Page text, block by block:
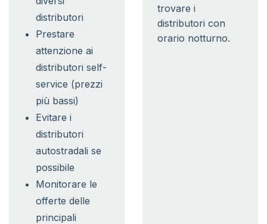
distributori
Prestare
attenzione ai
distributori self-
service (prezzi
più bassi)
Evitare i
distributori
autostradali se
possibile
Monitorare le
offerte delle
principali
trovare i
distributori con
orario notturno.